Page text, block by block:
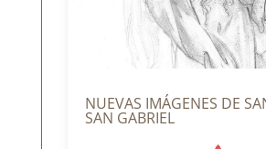
NUEVAS IMÁGENES DE
SAN GABRIEL